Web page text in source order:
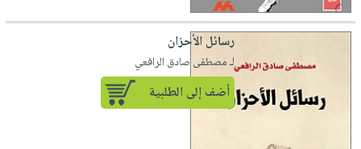
رسائل الأحزان
لـ مصطفى صادق الرافعي
أضف إلى الطلبية